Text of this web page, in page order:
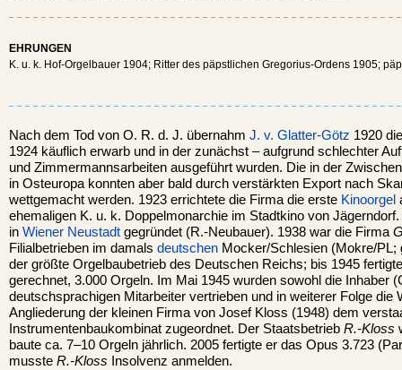
EHRUNGEN
K. u. k. Hof-Orgelbauer 1904; Ritter des päpstlichen Gregorius-Ordens 1905;
Nach dem Tod von O. R. d. J. übernahm J. v. Glatter-Götz 1920
1924 käuflich erwarb und in der zunächst – aufgrund schlechter
und Zimmermannsarbeiten ausgeführt wurden. Die in der
in Osteuropa konnten aber bald durch verstärkten Export nach
wettgemacht werden. 1923 errichtete die Firma die erste Kinoorgel
ehemaligen K. u. k. Doppelmonarchie im Stadtkino von
in Wiener Neustadt gegründet (R.-Neubauer). 1938 war die Firma
Filialbetrieben im damals deutschen Mocker/Schlesien (Mokre/PL;
der größte Orgelbaubetrieb des Deutschen Reichs; bis 1945
gerechnet, 3.000 Orgeln. Im Mai 1945 wurden sowohl die Inhaber
deutschsprachigen Mitarbeiter vertrieben und in weiterer Folge die
Angliederung der kleinen Firma von Josef Kloss (1948) dem
Instrumentenbaukombinat zugeordnet. Der Staatsbetrieb R.-Kloss
baute ca. 7–10 Orgeln jährlich. 2005 fertigte er das Opus 3.723
musste R.-Kloss Insolvenz anmelden.